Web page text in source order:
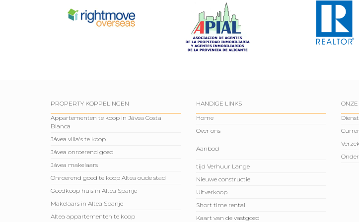
PROPERTY KOPPELINGEN
Appartementen te koop in Jávea Costa
Blanca
Jávea villa's te koop
Jávea onroerend goed
Jávea makelaars
Onroerend goed te koop Altea oude stad
Goedkoop huis in Altea Spanje
Makelaars in Altea Spanje
Altea appartementen te koop
HANDIGE LINKS
Home
Over ons
Aanbod
tijd Verhuur Lange
Nieuwe constructie
Uitverkoop
Short time rental
Kaart van de vastgoed
ONZE